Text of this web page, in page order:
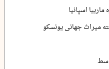
اسپانیا
میراث جهانی یونسکو
سط